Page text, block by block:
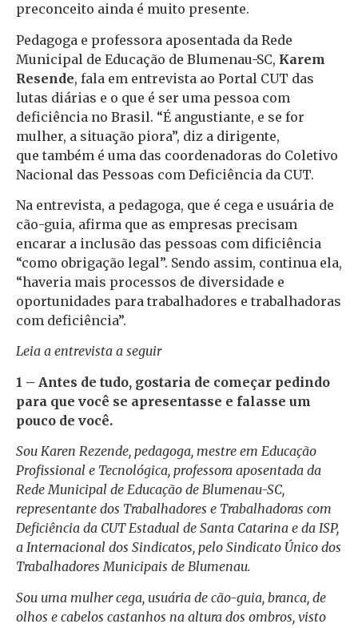
preconceito ainda é muito presente.
Pedagoga e professora aposentada da Rede
Municipal de Educação de Blumenau-SC, Karem
Resende, fala em entrevista ao Portal CUT das
lutas diárias e o que é ser uma pessoa com
deficiência no Brasil. “É angustiante, e se for
mulher, a situação piora”, diz a dirigente,
que também é uma das coordenadoras do Coletivo
Nacional das Pessoas com Deficiência da CUT.
Na entrevista, a pedagoga, que é cega e usuária de
cão-guia, afirma que as empresas precisam
encarar a inclusão das pessoas com dificiência
“como obrigação legal”. Sendo assim, continua ela,
“haveria mais processos de diversidade e
oportunidades para trabalhadores e trabalhadoras
com deficiência”.
Leia a entrevista a seguir
1 – Antes de tudo, gostaria de começar pedindo
para que você se apresentasse e falasse um
pouco de você.
Sou Karen Rezende, pedagoga, mestre em Educação
Profissional e Tecnológica, professora aposentada da
Rede Municipal de Educação de Blumenau-SC,
representante dos Trabalhadores e Trabalhadoras com
Deficiência da CUT Estadual de Santa Catarina e da ISP,
a Internacional dos Sindicatos, pelo Sindicato Único dos
Trabalhadores Municipais de Blumenau.
Sou uma mulher cega, usuária de cão-guia, branca, de
olhos e cabelos castanhos na altura dos ombros, visto